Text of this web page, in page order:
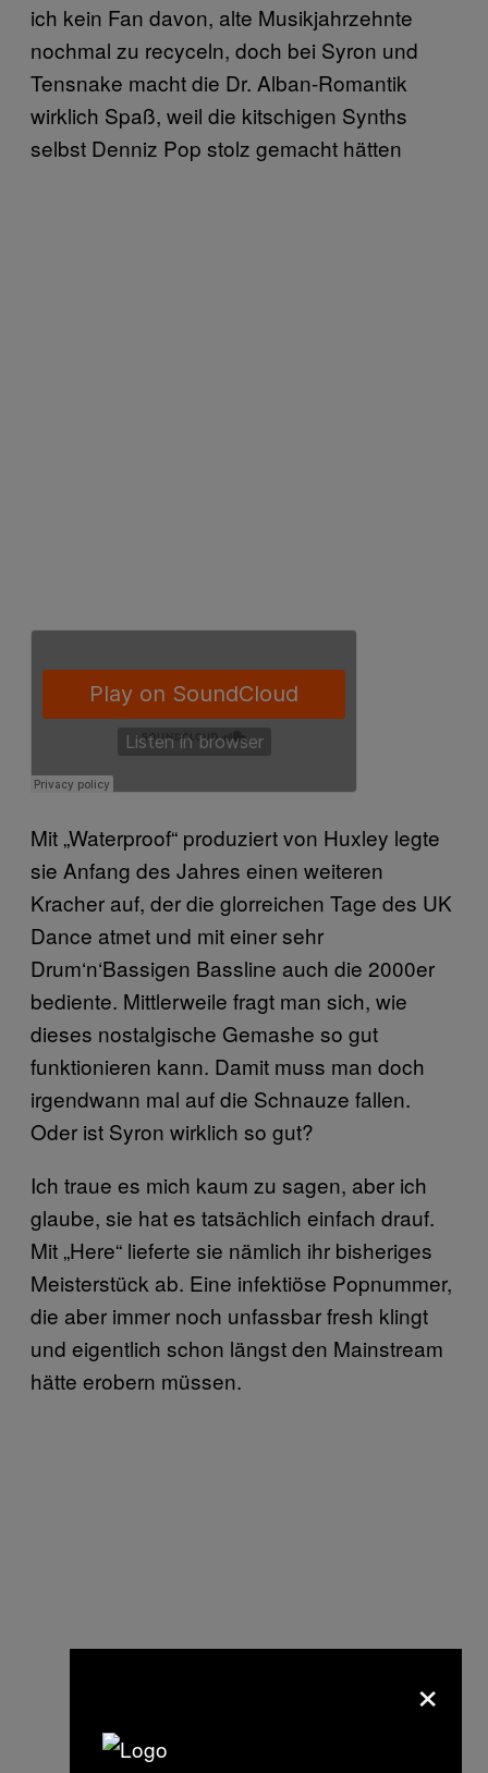
ich kein Fan davon, alte Musikjahrzehnte
nochmal zu recyceln, doch bei Syron und
Tensnake macht die Dr. Alban-Romantik
wirklich Spaß, weil die kitschigen Synths
selbst Denniz Pop stolz gemacht hätten
Mit „Waterproof“ produziert von Huxley legte
sie Anfang des Jahres einen weiteren
Kracher auf, der die glorreichen Tage des UK
Dance atmet und mit einer sehr
Drum‘n‘Bassigen Bassline auch die 2000er
bediente. Mittlerweile fragt man sich, wie
dieses nostalgische Gemashe so gut
funktionieren kann. Damit muss man doch
irgendwann mal auf die Schnauze fallen.
Oder ist Syron wirklich so gut?
Ich traue es mich kaum zu sagen, aber ich
glaube, sie hat es tatsächlich einfach drauf.
Mit „Here“ lieferte sie nämlich ihr bisheriges
Meisterstück ab. Eine infektiöse Popnummer,
die aber immer noch unfassbar fresh klingt
und eigentlich schon längst den Mainstream
hätte erobern müssen.
×